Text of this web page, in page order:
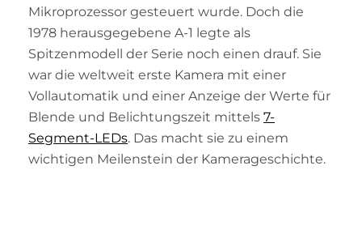
Mikroprozessor gesteuert wurde. Doch die
1978 herausgegebene A-1 legte als
Spitzenmodell der Serie noch einen drauf. Sie
war die weltweit erste Kamera mit einer
Vollautomatik und einer Anzeige der Werte für
Blende und Belichtungszeit mittels 7-
Segment-LEDs. Das macht sie zu einem
wichtigen Meilenstein der Kamerageschichte.